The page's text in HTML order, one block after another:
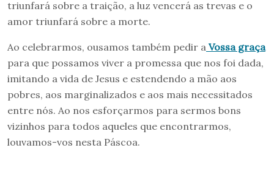
triunfará sobre a traição, a luz vencerá as trevas e o
amor triunfará sobre a morte.
Ao celebrarmos, ousamos também pedir a Vossa graça
para que possamos viver a promessa que nos foi dada,
imitando a vida de Jesus e estendendo a mão aos
pobres, aos marginalizados e aos mais necessitados
entre nós. Ao nos esforçarmos para sermos bons
vizinhos para todos aqueles que encontrarmos,
louvamos-vos nesta Páscoa.